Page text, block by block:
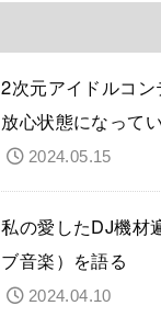
2次元アイドルコ
放心状態になって
2024.05.15
私の愛したDJ機材
ブ音楽）を語る
2024.04.10